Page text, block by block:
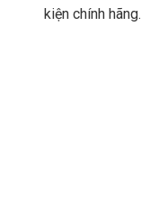
kiện chính hãng.